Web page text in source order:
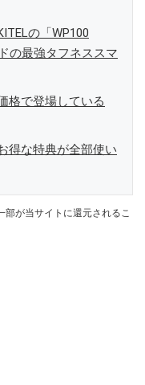
の「WP100
の最強タフネススマ
格で登場している
得な特典が全部使い
が当サイトに還元されるこ